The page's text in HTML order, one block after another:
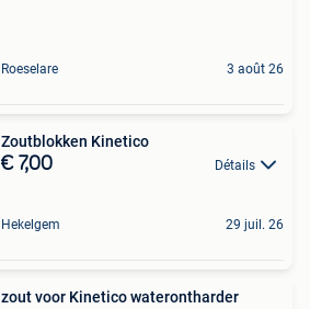
Roeselare 3 août 26
Zoutblokken Kinetico
€ 7,00 Détails
Hekelgem 29 juil. 26
zout voor Kinetico waterontharder